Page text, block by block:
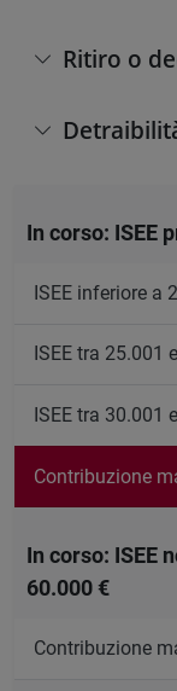
Ritiro o
In corso: ISEE
ISEE inferiore a
ISEE tra 25.001
ISEE tra 30.001
Contribuzione
In corso: ISEE
60.000 €
Contribuzione